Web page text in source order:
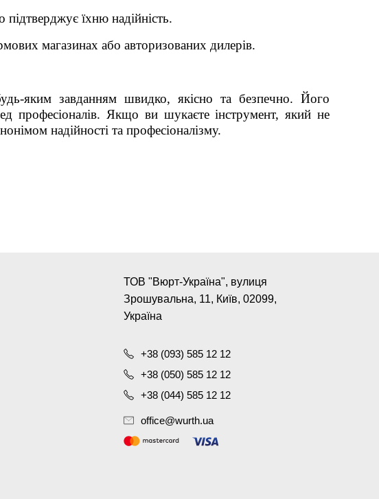
їхню надійність.
магазинах або авторизованих дилерів.
яким завданням швидко, якісно та безпечно. Його
професіоналів. Якщо ви шукаєте інструмент, який не
надійності та професіоналізму.
ТОВ "Вюрт-Україна", вулиця
Зрошувальна, 11, Київ, 02099,
Україна
+38 (093) 585 12 12
+38 (050) 585 12 12
+38 (044) 585 12 12
office@wurth.ua